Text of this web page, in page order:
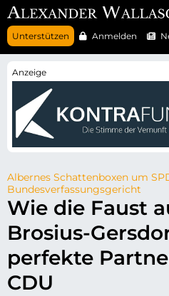
N
a
v
r
s
p
r
n
g
n
Unterstützen Anmelden
Albernes Schattenboxen um
Bundesverfassungsgericht
Wie die Faust
Brosius-
perfekte
CDU